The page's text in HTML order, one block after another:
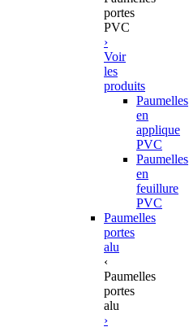
portes
PVC
›
Voir
les
produits
Paumelles
en
applique
PVC
Paumelles
en
feuillure
PVC
Paumelles
portes
alu
‹
Paumelles
portes
alu
›